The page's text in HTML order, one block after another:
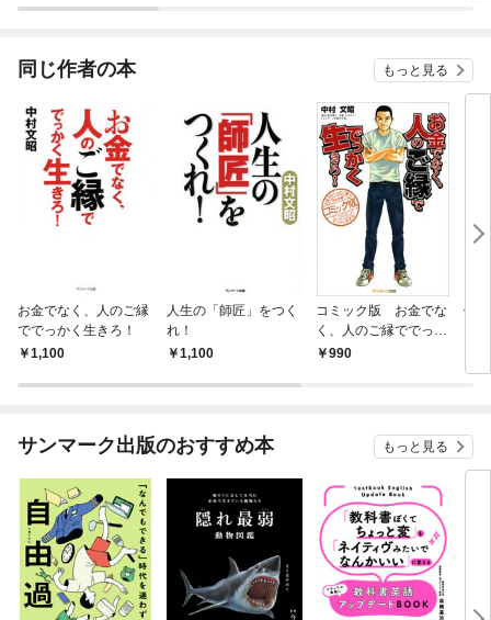
同じ作者の本 もっと見る
お金でなく、人のご縁
ででっかく生きろ！
1,100
人生の「師匠」をつく
れ！
1,100
コミック版 お金でな
く、人のご縁ででっか
く生きろ！
990
何
サンマーク出版のおすすめ本 もっと見る